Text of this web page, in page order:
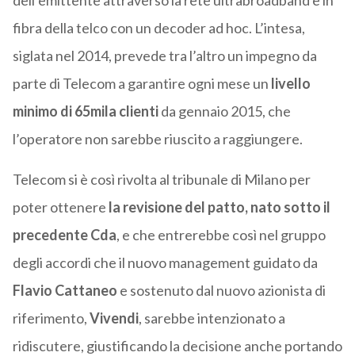
fibra della telco con un decoder ad hoc. L’intesa,
siglata nel 2014, prevede tra l’altro un impegno da
parte di Telecom a garantire ogni mese un livello
minimo di 65mila clientida gennaio 2015, che
l’operatore non sarebbe riuscito a raggiungere.
Telecom si è così rivolta al tribunale di Milano per
poter ottenere la revisione del patto, nato sotto il
precedente Cda, e che entrerebbe così nel gruppo
degli accordi che il nuovo management guidato da
Flavio Cattaneo e sostenuto dal nuovo azionista di
riferimento,Vivendi, sarebbe intenzionato a
ridiscutere, giustificando la decisione anche portando